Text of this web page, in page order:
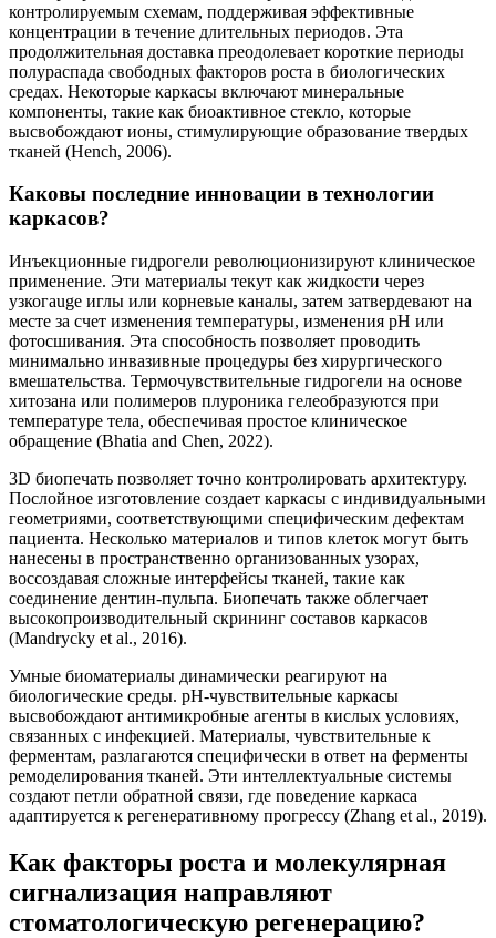
контролируемым схемам, поддерживая эффективные
концентрации в течение длительных периодов. Эта
продолжительная доставка преодолевает короткие периоды
полураспада свободных факторов роста в биологических
средах. Некоторые каркасы включают минеральные
компоненты, такие как биоактивное стекло, которые
высвобождают ионы, стимулирующие образование твердых
тканей (Hench, 2006).
Каковы последние инновации в технологии
каркасов?
Инъекционные гидрогели революционизируют клиническое
применение. Эти материалы текут как жидкости через
узкогauge иглы или корневые каналы, затем затвердевают на
месте за счет изменения температуры, изменения pH или
фотосшивания. Эта способность позволяет проводить
минимально инвазивные процедуры без хирургического
вмешательства. Термочувствительные гидрогели на основе
хитозана или полимеров плуроника гелеобразуются при
температуре тела, обеспечивая простое клиническое
обращение (Bhatia and Chen, 2022).
3D биопечать позволяет точно контролировать архитектуру.
Послойное изготовление создает каркасы с индивидуальными
геометриями, соответствующими специфическим дефектам
пациента. Несколько материалов и типов клеток могут быть
нанесены в пространственно организованных узорах,
воссоздавая сложные интерфейсы тканей, такие как
соединение дентин-пульпа. Биопечать также облегчает
высокопроизводительный скрининг составов каркасов
(Mandrycky et al., 2016).
Умные биоматериалы динамически реагируют на
биологические среды. pH-чувствительные каркасы
высвобождают антимикробные агенты в кислых условиях,
связанных с инфекцией. Материалы, чувствительные к
ферментам, разлагаются специфически в ответ на ферменты
ремоделирования тканей. Эти интеллектуальные системы
создают петли обратной связи, где поведение каркаса
адаптируется к регенеративному прогрессу (Zhang et al., 2019).
Как факторы роста и молекулярная
сигнализация направляют
стоматологическую регенерацию?